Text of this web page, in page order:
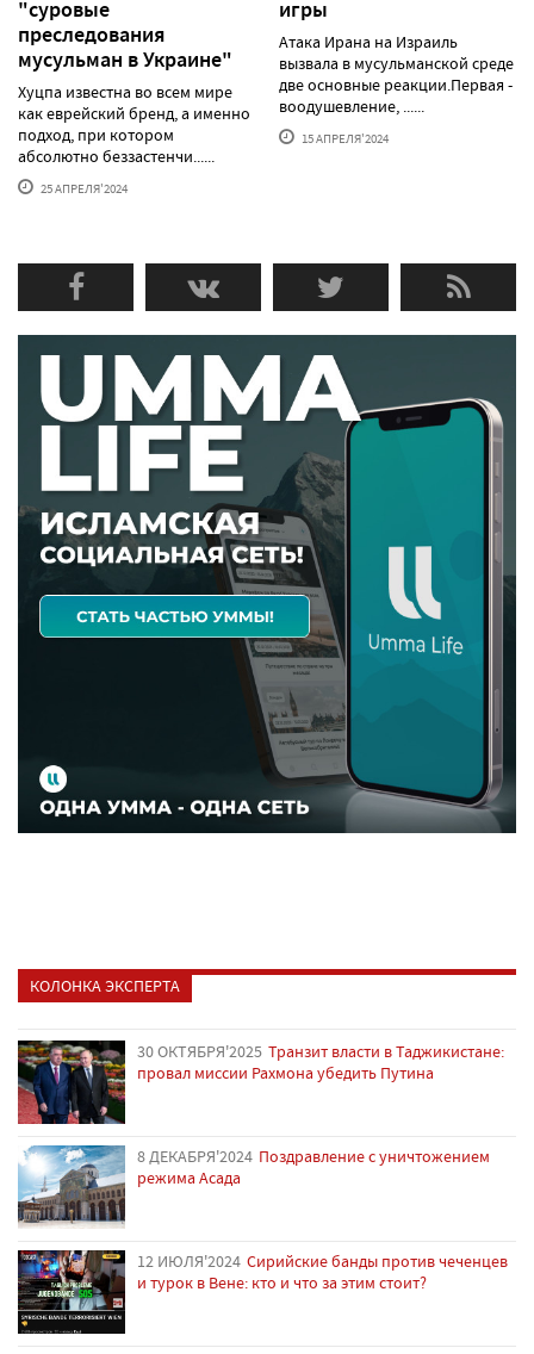
"суровые
преследования
мусульман в Украине"
Хуцпа известна во всем мире
как еврейский бренд, а именно
подход, при котором
абсолютно беззастенчи......
25 АПРЕЛЯ'2024
игры
Атака Ирана на Израиль
вызвала в мусульманской среде
две основные реакции.Первая -
воодушевление, ......
15 АПРЕЛЯ'2024
КОЛОНКА ЭКСПЕРТА
30 ОКТЯБРЯ'2025 Транзит власти в Таджикистане:
провал миссии Рахмона убедить Путина
8 ДЕКАБРЯ'2024 Поздравление с уничтожением
режима Асада
12 ИЮЛЯ'2024 Сирийские банды против чеченцев
и турок в Вене: кто и что за этим стоит?